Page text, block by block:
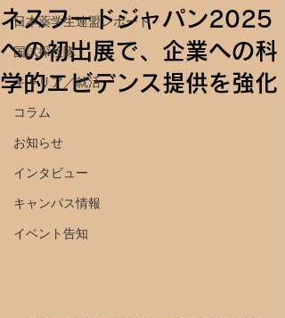
日本薬学生連盟レポート
国試探検隊
キャリア／就活
コラム
お知らせ
インタビュー
キャンパス情報
イベント告知
ネスフードジャパン2025
への初出展で、企業への科
学的エビデンス提供を強化